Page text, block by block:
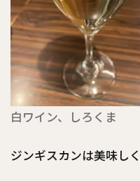
白ワイン、しろくま
ジンギスカンは美味しく